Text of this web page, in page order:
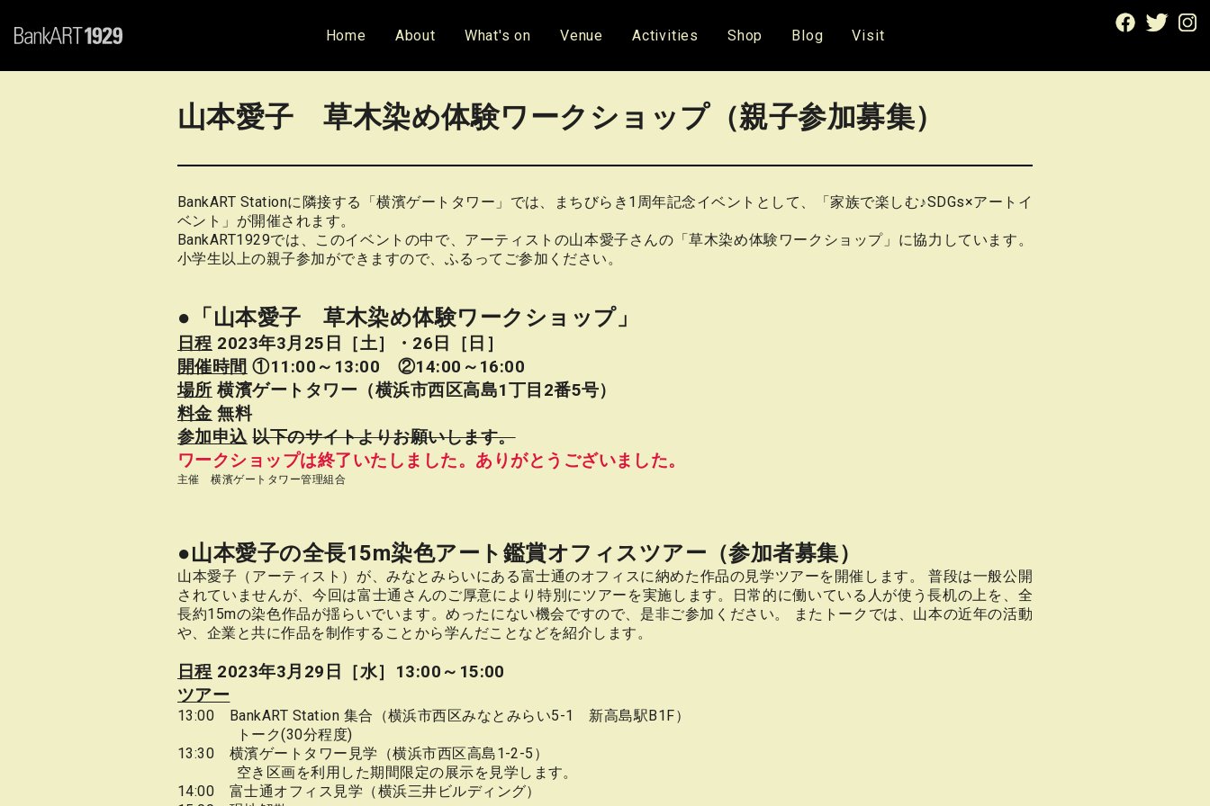
Home About What's on Venue Activities Shop Blog Visit
山本愛子 草木染め体験ワークショップ（親子参加募集）
BankART Stationに隣接する「横濱ゲートタワー」では、まちびらき1周年記念イベントとして、「家族で楽しむ♪SDGs×アートイ
ベント」が開催されます。
BankART1929では、このイベントの中で、アーティストの山本愛子さんの「草木染め体験ワークショップ」に協力しています。
小学生以上の親子参加ができますので、ふるってご参加ください。
●「山本愛子 草木染め体験ワークショップ」
日程 2023年3月25日［土］・26日［日］
開催時間 ①11:00～13:00 ②14:00～16:00
場所 横濱ゲートタワー（横浜市西区高島1丁目2番5号）
料金 無料
参加申込 以下のサイトよりお願いします。
ワークショップは終了いたしました。ありがとうございました。
主催 横濱ゲートタワー管理組合
●山本愛子の全長15m染色アート鑑賞オフィスツアー（参加者募集）
山本愛子（アーティスト）が、みなとみらいにある富士通のオフィスに納めた作品の見学ツアーを開催します。 普段は一般公開
されていませんが、今回は富士通さんのご厚意により特別にツアーを実施します。日常的に働いている人が使う長机の上を、全
長約15mの染色作品が揺らいでいます。めったにない機会ですので、是非ご参加ください。 またトークでは、山本の近年の活動
や、企業と共に作品を制作することから学んだことなどを紹介します。
日程 2023年3月29日［水］13:00～15:00
ツアー
13:00 BankART Station 集合（横浜市西区みなとみらい5-1 新高島駅B1F）
トーク(30分程度)
13:30 横濱ゲートタワー見学（横浜市西区高島1-2-5）
空き区画を利用した期間限定の展示を見学します。
14:00 富士通オフィス見学（横浜三井ビルディング）